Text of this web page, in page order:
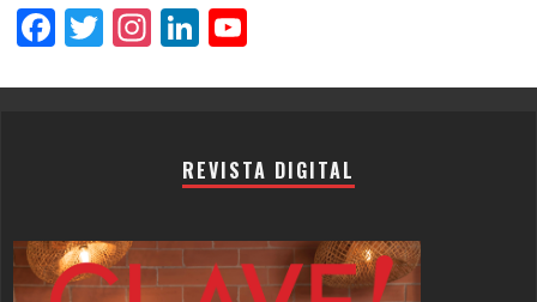
Facebook
Twitter
Instagram
LinkedIn
REVISTA DIGITAL